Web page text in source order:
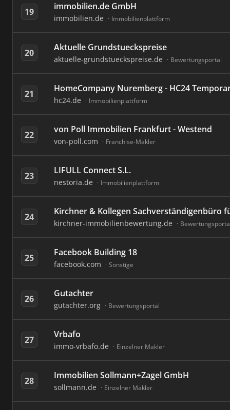
19 immobilien.de GmbH
immobilien.de Immobilienplattform
20 Aktuelle Grundstueckspreise
aktuelle-grundstueckspreise.de Bewertungsportal
21 HomeCompany Nuremberg - HC24
hc24.de Immobilienplattform
22 von Poll Immobilien Frankfurt - Westend
von-poll.com Franchise-Makler
23 LIFULL Connect S.L.
nestoria.de Immobilienplattform
24 Kirchner & Kollegen Sachverständigenbüro
kirchner-immobilienbewertung.de
25 Facebook Building 18
facebook.com Sonstige
26 Gutachter
gutachter.org Bewertungsportal
27 Vrbafo
immo-vrbafo.de Einzelner Makler
28 Immobilien Sollmann+Zagel GmbH
sollmann.de Einzelner Makler